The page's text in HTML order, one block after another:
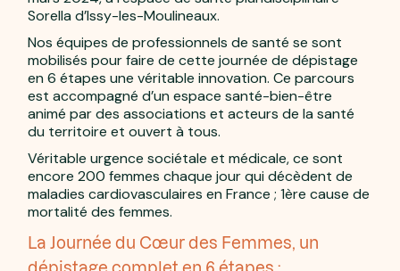
Sorella d’Issy-les-Moulineaux.
Nos équipes de professionnels de santé se sont
mobilisés pour faire de cette journée de dépistage
en 6 étapes une véritable innovation. Ce parcours
est accompagné d’un espace santé-bien-être
animé par des associations et acteurs de la santé
du territoire et ouvert à tous.
Véritable urgence sociétale et médicale, ce sont
encore 200 femmes chaque jour qui décèdent de
maladies cardiovasculaires en France ; 1ère cause de
mortalité des femmes.
La Journée du Cœur des Femmes, un
dépistage complet en 6 étapes :